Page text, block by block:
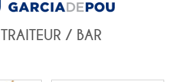
TRAITEUR / BAR